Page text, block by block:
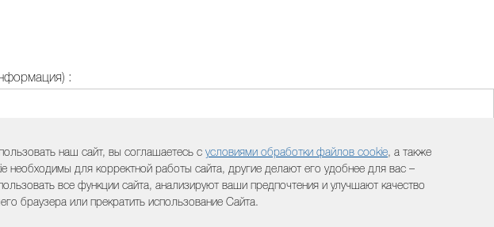
наш сайт, вы соглашаетесь с условиями обработки файлов cookie, а также
для корректной работы сайта, другие делают его удобнее для вас –
все функции сайта, анализируют ваши предпочтения и улучшают качество
браузера или прекратить использование Сайта.
: